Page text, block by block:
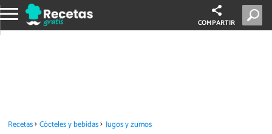
COMPARTIR
Recetas Cócteles y bebidas Jugos y zumos